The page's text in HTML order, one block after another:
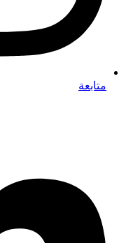
متابعة